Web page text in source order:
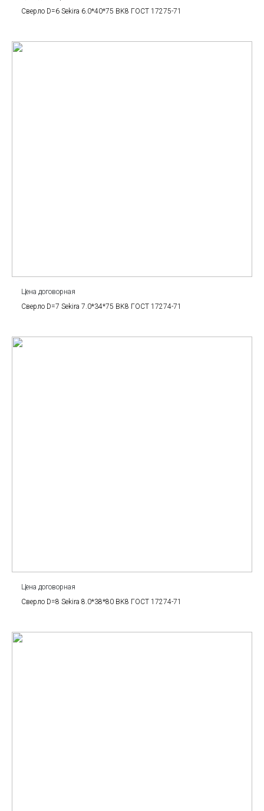
Сверло D=6 Sekira 6.0*40*75 BK8 ГОСТ 17275-71
Цена договорная
Сверло D=7 Sekira 7.0*34*75 BK8 ГОСТ 17274-71
Цена договорная
Сверло D=8 Sekira 8.0*38*80 BK8 ГОСТ 17274-71